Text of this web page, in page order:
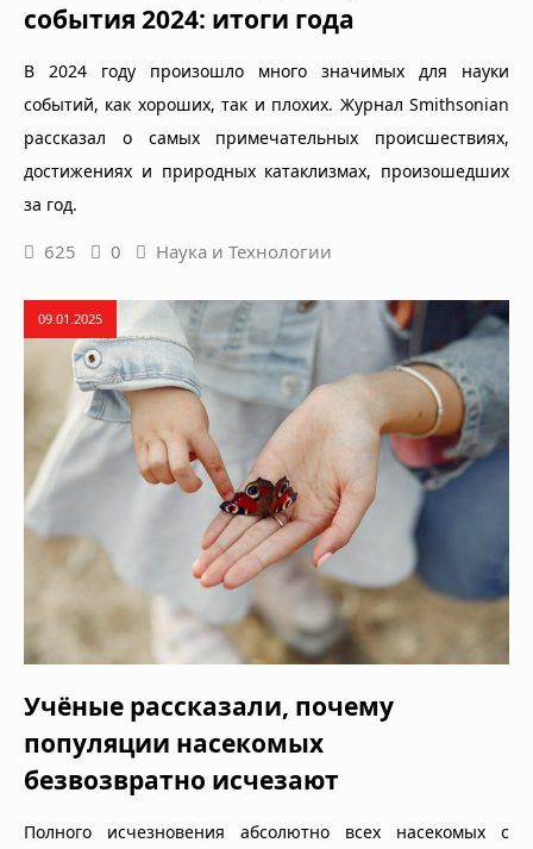
события 2024: итоги года
В 2024 году произошло много значимых для науки
событий, как хороших, так и плохих. Журнал Smithsonian
рассказал о самых примечательных происшествиях,
достижениях и природных катаклизмах, произошедших
за год.
625 0 Наука и Технологии
09.01.2025
Учёные рассказали, почему
популяции насекомых
безвозвратно исчезают
Полного исчезновения абсолютно всех насекомых с